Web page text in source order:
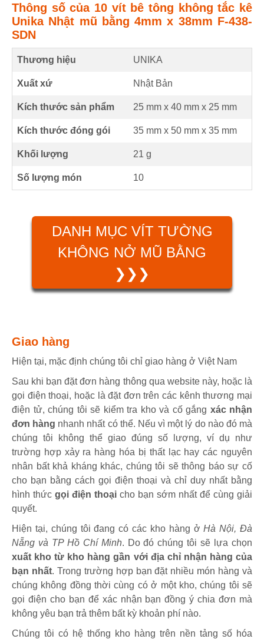
Thông số của 10 vít bê tông không tắc kê
Unika Nhật mũ bằng 4mm x 38mm F-438-
SDN
Thương hiệu UNIKA
Xuất xứ Nhật Bản
Kích thước sản phẩm 25 mm x 40 mm x 25 mm
Kích thước đóng gói 35 mm x 50 mm x 35 mm
Khối lượng 21 g
Số lượng món 10
DANH MỤC VÍT TƯỜNG
KHÔNG NỞ MŨ BẰNG
❯❯❯
Giao hàng
Hiện tại, mặc định chúng tôi chỉ giao hàng ở Việt Nam
Sau khi bạn đặt đơn hàng thông qua website này, hoặc là
gọi điện thoại, hoặc là đặt đơn trên các kênh thương mại
điện tử, chúng tôi sẽ kiểm tra kho và cố gắng xác nhận
đơn hàng nhanh nhất có thể. Nếu vì một lý do nào đó mà
chúng tôi không thể giao đúng số lượng, ví dụ như
trường hợp xảy ra hàng hóa bị thất lạc hay các nguyên
nhân bất khả kháng khác, chúng tôi sẽ thông báo sự cố
cho bạn bằng cách gọi điện thoại và chỉ duy nhất bằng
hình thức gọi điện thoại cho bạn sớm nhất để cùng giải
quyết.
Hiện tại, chúng tôi đang có các kho hàng ởHà Nội, Đà
Nẵng và TP Hồ Chí Minh. Do đó chúng tôi sẽ lựa chọn
xuất kho từ kho hàng gần với địa chỉ nhận hàng của
bạn nhất. Trong trường hợp bạn đặt nhiều món hàng và
chúng không đồng thời cùng có ở một kho, chúng tôi sẽ
gọi điện cho bạn để xác nhận bạn đồng ý chia đơn mà
không yêu bạn trả thêm bất kỳ khoản phí nào.
Chúng tôi có hệ thống kho hàng trên nền tảng số hóa